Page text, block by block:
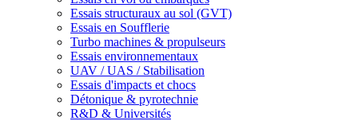
Essais structuraux au sol (GVT)
Essais en Soufflerie
Turbo machines & propulseurs
Essais environnementaux
UAV / UAS / Stabilisation
Essais d'impacts et chocs
Détonique & pyrotechnie
R&D & Universités